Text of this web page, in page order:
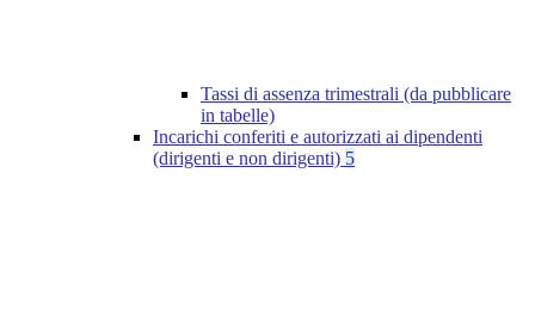
Tassi di assenza trimestrali (da pubblicare
in tabelle)
Incarichi conferiti e autorizzati ai dipendenti
(dirigenti e non dirigenti) 5